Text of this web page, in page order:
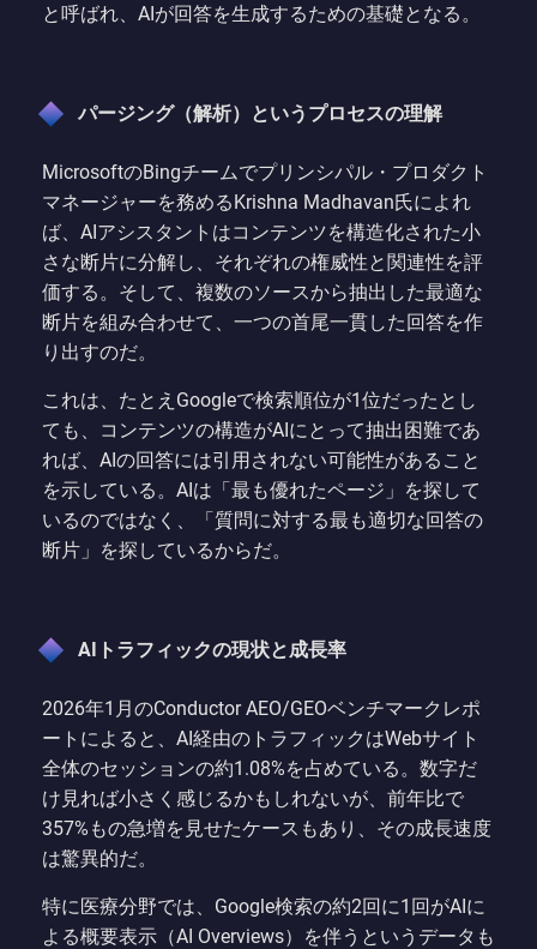
と呼ばれ、AIが回答を生成するための基礎となる。
パージング（解析）というプロセスの理解
MicrosoftのBingチームでプリンシパル・プロダクト
マネージャーを務めるKrishna Madhavan氏によれ
ば、AIアシスタントはコンテンツを構造化された小
さな断片に分解し、それぞれの権威性と関連性を評
価する。そして、複数のソースから抽出した最適な
断片を組み合わせて、一つの首尾一貫した回答を作
り出すのだ。
これは、たとえGoogleで検索順位が1位だったとし
ても、コンテンツの構造がAIにとって抽出困難であ
れば、AIの回答には引用されない可能性があること
を示している。AIは「最も優れたページ」を探して
いるのではなく、「質問に対する最も適切な回答の
断片」を探しているからだ。
AIトラフィックの現状と成長率
2026年1月のConductor AEO/GEOベンチマークレポ
ートによると、AI経由のトラフィックはWebサイト
全体のセッションの約1.08%を占めている。数字だ
け見れば小さく感じるかもしれないが、前年比で
357%もの急増を見せたケースもあり、その成長速度
は驚異的だ。
特に医療分野では、Google検索の約2回に1回がAIに
よる概要表示（AI Overviews）を伴うというデータも